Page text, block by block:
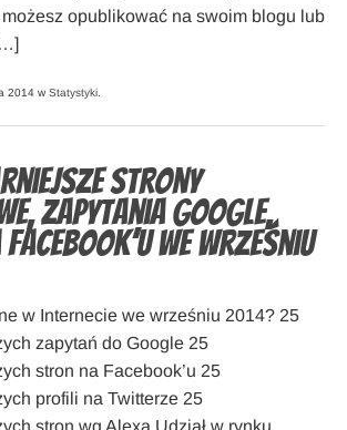
opublikować na swoim blogu lub
2014 w Statystyki
strony
zapytania Google,
we wrześniu
w Internecie we wrześniu 2014? 25
zapytań do Google 25
stron na Facebook’u 25
profili na Twitterze 25
stron wg Alexa Udział w rynku